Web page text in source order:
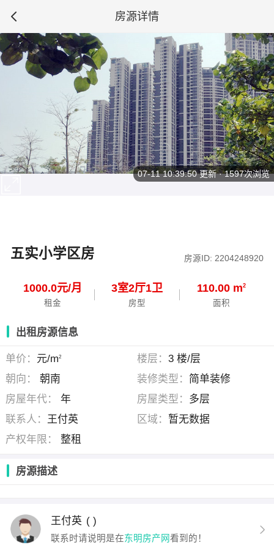
房源详情
五实小学区房 房源ID: 2204248920
1000.0元/月
租金
3室2厅1卫
房型
110.00 m2
面积
07-11 10:39:50更新 · 1597次浏览
出租房源信息
单价： 元/m2 楼层： 3 楼/层
朝向：
朝南 装修类型： 简单装修
房屋年代：
年 房屋类型： 多层
联系人： 王付英 区域： 暂无数据
产权年限：
整租
房源描述
王付英 ( )
联系时请说明是在东明房产网看到的！